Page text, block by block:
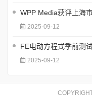
WPP Media获评上海
2025-09-12
FE电动方程式季前测
2025-09-12